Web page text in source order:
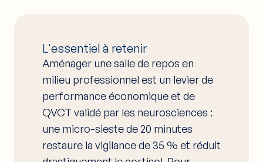
L'essentiel à retenir
Aménager une salle de repos en
milieu professionnel est un levier de
performance économique et de
QVCT validé par les neurosciences :
une micro-sieste de 20 minutes
restaure la vigilance de 35 % et réduit